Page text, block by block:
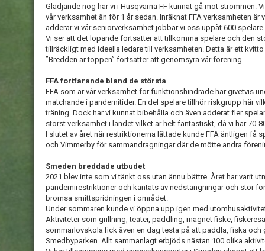
Glädjande nog har vi i Husqvarna FF kunnat gå mot strömmen.
vår verksamhet än för 1 år sedan. Inräknat FFA verksamheten
adderar vi vår seniorverksamhet jobbar vi oss uppåt 600 spelare.
Vi ser att det löpande fortsätter att tillkomma spelare och den
tillräckligt med ideella ledare till verksamheten. Detta är ett
”Bredden är toppen” fortsätter att genomsyra vår förening.
FFA fortfarande bland de största
FFA som är vår verksamhet för funktionshindrade har givetvis
matchande i pandemitider. En del spelare tillhör riskgrupp här
träning. Dock har vi kunnat bibehålla och även adderat fler
störst verksamhet i landet vilket är helt fantastiskt, då vi har 70-
I slutet av året när restriktionerna lättade kunde FFA äntligen få
och Vimmerby för sammandragningar där de mötte andra
Smeden breddade utbudet
2021 blev inte som vi tänkt oss utan ännu bättre. Året har varit
pandemirestriktioner och kantats av nedstängningar och stor
bromsa smittspridningen i området.
Under sommaren kunde vi öppna upp igen med
Aktiviteter som grillning, teater, paddling, magnet fiske,
sommarlovskola fick även en dag testa på att paddla, fiska
Smedbyparken. Allt sammanlagt erbjöds nästan 100 olika